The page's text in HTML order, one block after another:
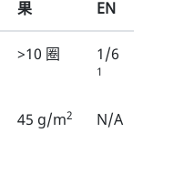
果
EN
>10 圈 1/6
1
45 g/m2 N/A